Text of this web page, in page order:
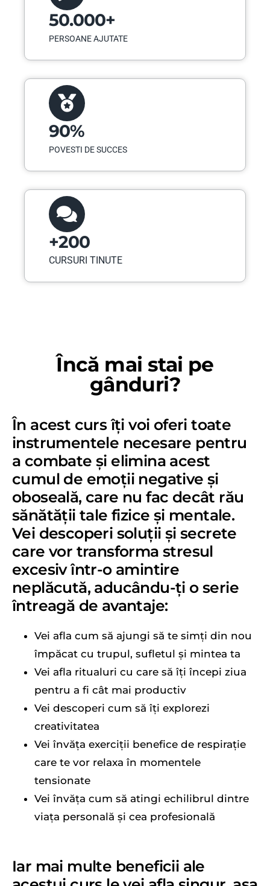
50.000+
PERSOANE AJUTATE
90%
POVESTI DE SUCCES
+200
CURSURI TINUTE
Încă mai stai pe
gânduri?
În acest curs îți voi oferi toate
instrumentele necesare pentru
a combate și elimina acest
cumul de emoții negative și
oboseală, care nu fac decât rău
sănătății tale fizice și mentale.
Vei descoperi soluții și secrete
care vor transforma stresul
excesiv într-o amintire
neplăcută, aducându-ți o serie
întreagă de avantaje:
Vei afla cum să ajungi să te simți din nou
împăcat cu trupul, sufletul și mintea ta
Vei afla ritualuri cu care să îți începi ziua
pentru a fi cât mai productiv
Vei descoperi cum să îți explorezi
creativitatea
Vei învăța exerciții benefice de respirație
care te vor relaxa în momentele
tensionate
Vei învăța cum să atingi echilibrul dintre
viața personală și cea profesională
Iar mai multe beneficii ale